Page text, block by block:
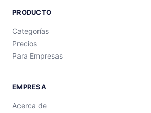
PRODUCTO
Categorías
Precios
Para Empresas
EMPRESA
Acerca de